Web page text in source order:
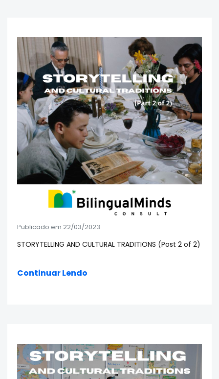
Publicado em 22/03/2023
STORYTELLING AND CULTURAL TRADITIONS (Post 2 of 2)
Continuar Lendo